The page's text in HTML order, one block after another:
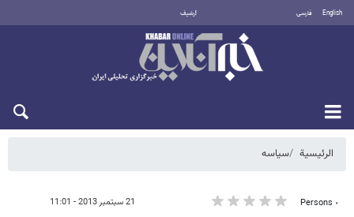
English فارسی أرشيف
الرئيسية سیاسه
٠ Persons 21 سبتمبر 2013 - 11:01